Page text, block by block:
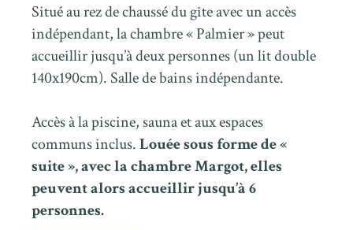
Situé au rez de chaussé du gîte avec un accès
indépendant, la chambre « Palmier » peut
accueillir jusqu’à deux personnes (un lit double
140x190cm). Salle de bains indépendante.
Accès à la piscine, sauna et aux espaces
communs inclus.Louée sous forme de «
suite », avec la chambre Margot, elles
peuvent alors accueillir jusqu’à 6
personnes.